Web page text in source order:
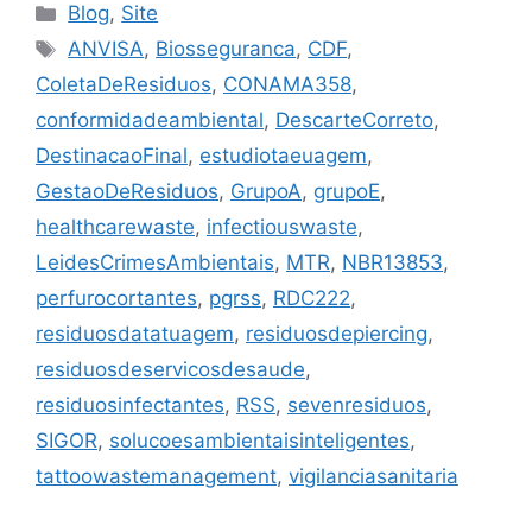
Blog, Site
ANVISA, Biosseguranca, CDF,
ColetaDeResiduos, CONAMA358,
conformidadeambiental, DescarteCorreto,
DestinacaoFinal, estudiotaeuagem,
GestaoDeResiduos, GrupoA, grupoE,
healthcarewaste, infectiouswaste,
LeidesCrimesAmbientais, MTR, NBR13853,
perfurocortantes, pgrss, RDC222,
residuosdatatuagem, residuosdepiercing,
residuosdeservicosdesaude,
residuosinfectantes, RSS, sevenresiduos,
SIGOR, solucoesambientaisinteligentes,
tattoowastemanagement, vigilanciasanitaria